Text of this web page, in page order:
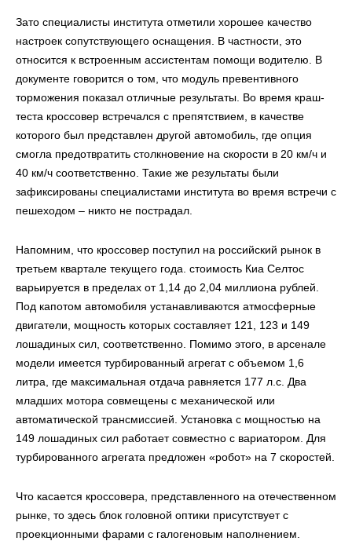
Зато специалисты института отметили хорошее качество
настроек сопутствующего оснащения. В частности, это
относится к встроенным ассистентам помощи водителю. В
документе говорится о том, что модуль превентивного
торможения показал отличные результаты. Во время краш-
теста кроссовер встречался с препятствием, в качестве
которого был представлен другой автомобиль, где опция
смогла предотвратить столкновение на скорости в 20 км/ч и
40 км/ч соответственно. Такие же результаты были
зафиксированы специалистами института во время встречи с
пешеходом – никто не пострадал.
Напомним, что кроссовер поступил на российский рынок в
третьем квартале текущего года. стоимость Киа Селтос
варьируется в пределах от 1,14 до 2,04 миллиона рублей.
Под капотом автомобиля устанавливаются атмосферные
двигатели, мощность которых составляет 121, 123 и 149
лошадиных сил, соответственно. Помимо этого, в арсенале
модели имеется турбированный агрегат с объемом 1,6
литра, где максимальная отдача равняется 177 л.с. Два
младших мотора совмещены с механической или
автоматической трансмиссией. Установка с мощностью на
149 лошадиных сил работает совместно с вариатором. Для
турбированного агрегата предложен «робот» на 7 скоростей.
Что касается кроссовера, представленного на отечественном
рынке, то здесь блок головной оптики присутствует с
проекционными фарами с галогеновым наполнением.